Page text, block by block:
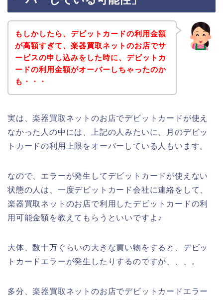
もしかしたら、デビットカードの利用金額
が高額すぎて、楽器買取ネットのお店でサ
ービスの申し込みをした時に、デビットカ
ードの利用金額がオーバーしちゃったのか
も・・・
実は、楽器買取ネットのお店でデビットカードが使え
なかった人の中には、上記の人みたいに、月のデビッ
トカードの利用上限をオーバーしている人もいます。
なので、エラーが発生してデビットカードが使えない
状態の人は、一度デビットカード会社に連絡をして、
楽器買取ネットのお店で利用したデビットカードの利
用可能金額を教えてもらうといいですよ♪
大体、数十万ぐらいの大きな買い物をすると、デビッ
トカードエラーが発生したりするのですが、、、。
多分、楽器買取ネットのお店でデビットカードエラー